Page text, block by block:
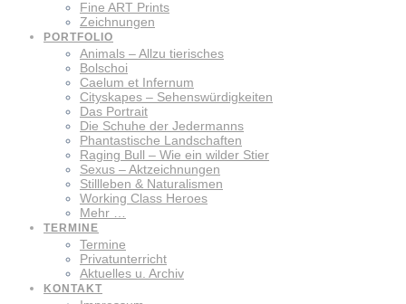
Fine ART Prints
Zeichnungen
PORTFOLIO
Animals – Allzu tierisches
Bolschoi
Caelum et Infernum
Cityskapes – Sehenswürdigkeiten
Das Portrait
Die Schuhe der Jedermanns
Phantastische Landschaften
Raging Bull – Wie ein wilder Stier
Sexus – Aktzeichnungen
Stillleben & Naturalismen
Working Class Heroes
Mehr …
TERMINE
Termine
Privatunterricht
Aktuelles u. Archiv
KONTAKT